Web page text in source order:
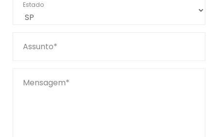
Estado
Assunto*
Mensagem*